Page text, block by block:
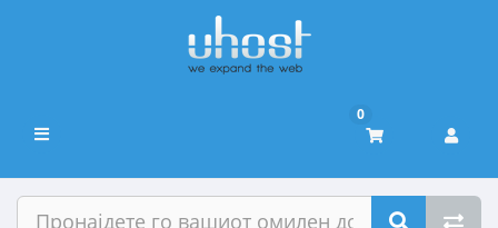
Вклучете
навигацијата
0